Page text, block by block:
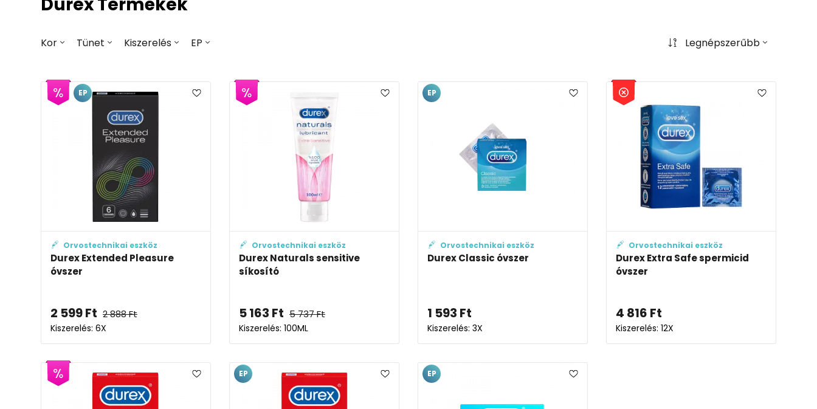
Kor Tünet Kiszerelés EP Legnépszerűbb
Orvostechnikai eszköz
Durex Extended Pleasure
óvszer
2 599Ft 2 888Ft
Kiszerelés: 6X
EP
Orvostechnikai eszköz
Durex Naturals sensitive
síkosító
5 163 Ft 5 737Ft
Kiszerelés: 100ML
Orvostechnikai eszköz
Durex Classic óvszer
1 593 Ft
Kiszerelés: 3X
EP
Orvostechnikai eszköz
Durex Extra Safe spermicid
óvszer
4 816 Ft
Kiszerelés: 12X
EP EP